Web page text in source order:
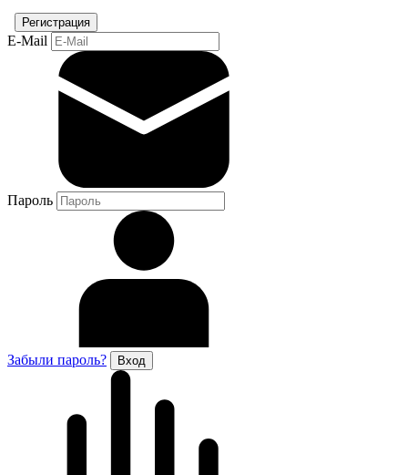
E-Mail
Пароль
Забыли пароль?